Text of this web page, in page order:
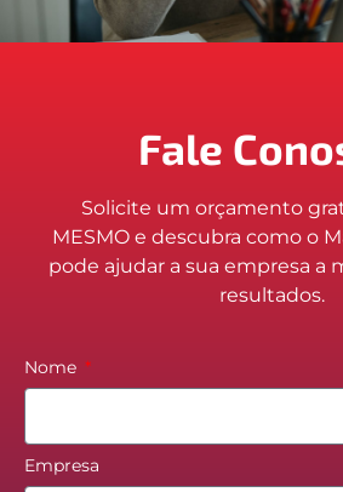
Fale
Solicite um orçamento
MESMO e descubra como o
pode ajudar a sua empresa a
resultados.
Nome
Empresa